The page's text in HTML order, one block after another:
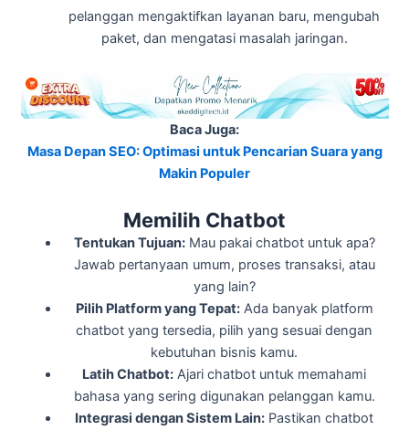
pelanggan mengaktifkan layanan baru, mengubah
paket, dan mengatasi masalah jaringan.
Baca Juga:
Masa Depan SEO: Optimasi untuk Pencarian Suara yang
Makin Populer
Memilih Chatbot
Tentukan Tujuan:Mau pakai chatbot untuk apa?
Jawab pertanyaan umum, proses transaksi, atau
yang lain?
Pilih Platform yang Tepat:Ada banyak platform
chatbot yang tersedia, pilih yang sesuai dengan
kebutuhan bisnis kamu.
Latih Chatbot: Ajari chatbot untuk memahami
bahasa yang sering digunakan pelanggan kamu.
Integrasi dengan Sistem Lain: Pastikan chatbot